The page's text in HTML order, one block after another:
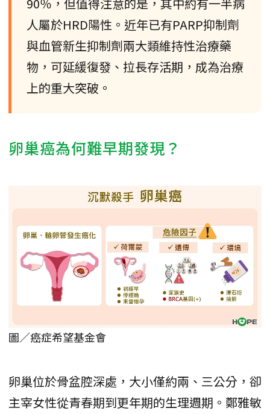
人屬於HRD陽性。近年已有PARP抑制劑
與血管新生抑制劑兩大類維持性治療藥
物，可延緩復發、拉長存活期，成為治療
上的重大突破。
卵巢癌為何難早期發現？
圖／癌症希望基金會
卵巢位於骨盆腔深處，大小僅約兩、三公分，卻
主宰女性從青春期到更年期的生理週期。鄭雅敏